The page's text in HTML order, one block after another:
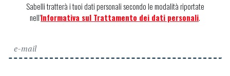
Sabelli tratterà i tuoi dati personali secondo le modalità riportate
nell’Informativa sul Trattamento dei dati personali.